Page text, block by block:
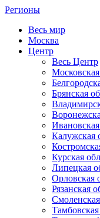
Регионы
Весь мир
Москва
Центр
Весь Центр
Брянская
Калужская
Курская
Липецкая
Орловская
Рязанская
Тамбовская